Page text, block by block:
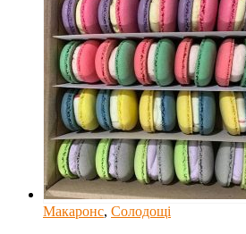
Макаронс, Солодощі